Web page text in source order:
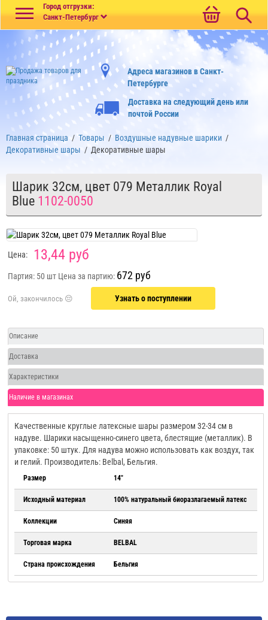
Город отгрузки:
Санкт-Петербург
Адреса магазинов в Санкт-
Петербурге
Доставка на следующий день или
почтой России
Главная страница / Товары / Воздушные надувные шарики /
Декоративные шары / Декоративные шары
Шарик 32см, цвет 079 Металлик Royal
Blue 1102-0050
Цена: 13,44 руб
Партия: 50 шт Цена за партию: 672 руб
Узнать о поступлении
Описание
Доставка
Характеристики
Наличие в магазинах
Качественные круглые латексные шары размером 32-34 см в
надуве. Шарики насыщенно-синего цвета, блестящие (металлик). В
упаковке: 50 штук. Для надува можно использовать как воздух, так
и гелий. Производитель: Belbal, Бельгия.
Размер 14"
Исходный материал 100% натуральный биоразлагаемый латекс
Коллекции Синяя
Торговая марка BELBAL
Страна происхождения Бельгия